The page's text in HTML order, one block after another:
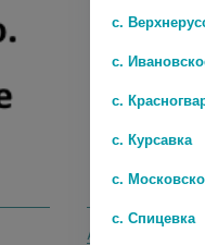
АЛЬБА
с.
с.
с.
с. Курсавка
с.
с. Спицевка